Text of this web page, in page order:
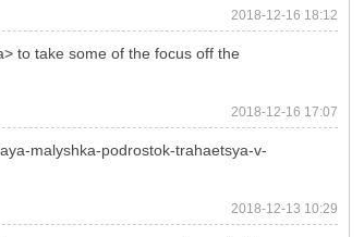
2018-12-16 18:12
to take some of the focus off the
2018-12-16 17:07
malyshka-podrostok-trahaetsya-v-
2018-12-13 10:29